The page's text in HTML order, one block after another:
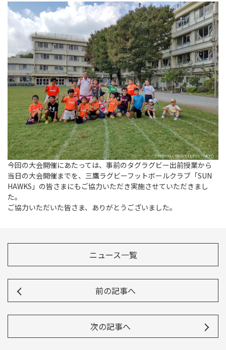
今回の大会開催にあたっては、事前のタグラグビー出前授業から
当日の大会開催までを、三鷹ラグビーフットボールクラブ「SUN
HAWKS」の皆さまにもご協力いただき実施させていただきまし
た。
ご協力いただいた皆さま、ありがとうございました。
ニュース一覧
前の記事へ
次の記事へ